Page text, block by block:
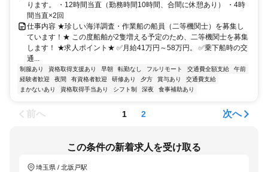
ります。 ・12時間当直（勤務時間10時間、合間に休憩あり） ・4時
間当直×2回
仕事内容 ★珍しい海洋調査・作業船の船員（二等機関士）を募集し
ています！★ この度船舶が2隻増える予定のため、二等機関士を募集
します！ ★求人ポイント★ ✅月給41万円～58万円。 ✅乗下船時の交
通...
制服あり 資格取得支援あり 早朝 転勤なし フルリモート 交通費全額支給
午前
経験者歓迎
夜間 有資格者歓迎 研修あり 夕方 賞与あり
交通費支給
まかないあり
資格取得手当あり シフト制 深夜 食事補助あり
前へ 1 2 次へ
この条件の新着求人を受け取る
埼玉県 / 北坂戸駅